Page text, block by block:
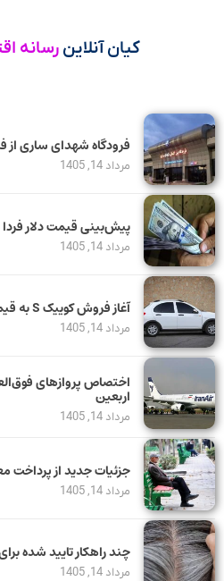
کیان آنلاین رسانه
فرودگاه شهدای ساری
مرداد 14, 1405
پیش‌بینی قیمت دلار فردا ۱۵ مرداد ۱۴۰۵
مرداد 14, 1405
آغاز فروش کوییک S به قیمت کارخانه
مرداد 14, 1405
اختصاص پروازهای
اربعین
مرداد 14, 1405
جزئیات جدید از پرداخت
مرداد 14, 1405
چند راهکار تایید شده
مرداد 14, 1405